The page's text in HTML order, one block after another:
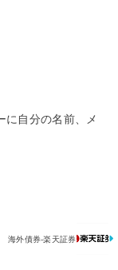
に自分の名前、メ
海外債券-楽天証券